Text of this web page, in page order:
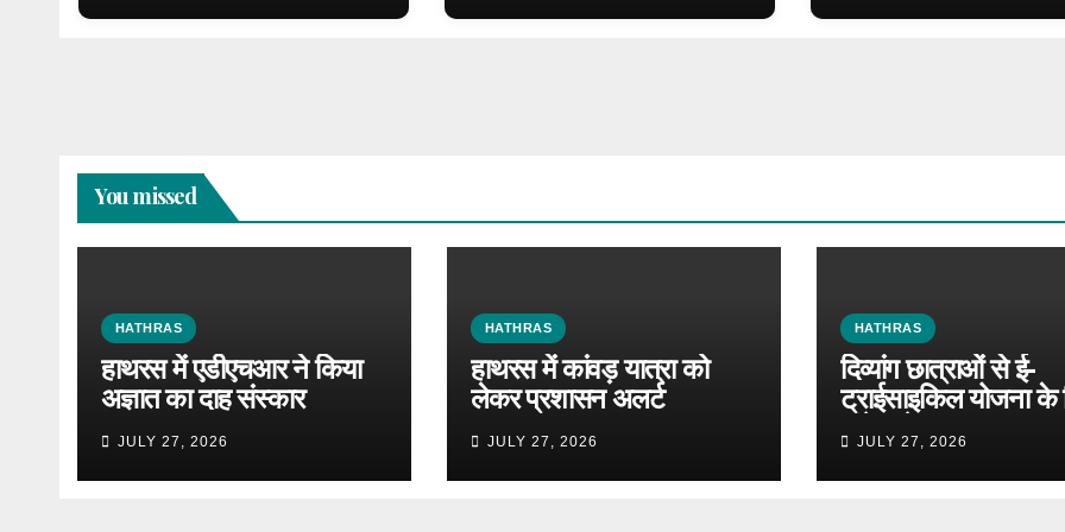
You missed
HATHRAS
हाथरस में एडीएचआर ने किया
अज्ञात का दाह संस्कार
JULY 27, 2026
HATHRAS
हाथरस में कांवड़ यात्रा को
लेकर प्रशासन अलर्ट
JULY 27, 2026
HATHRAS
दिव्यांग छात्राओं से ई-
ट्राईसाइकिल योजना के
मांगे आवेदन
JULY 27, 2026